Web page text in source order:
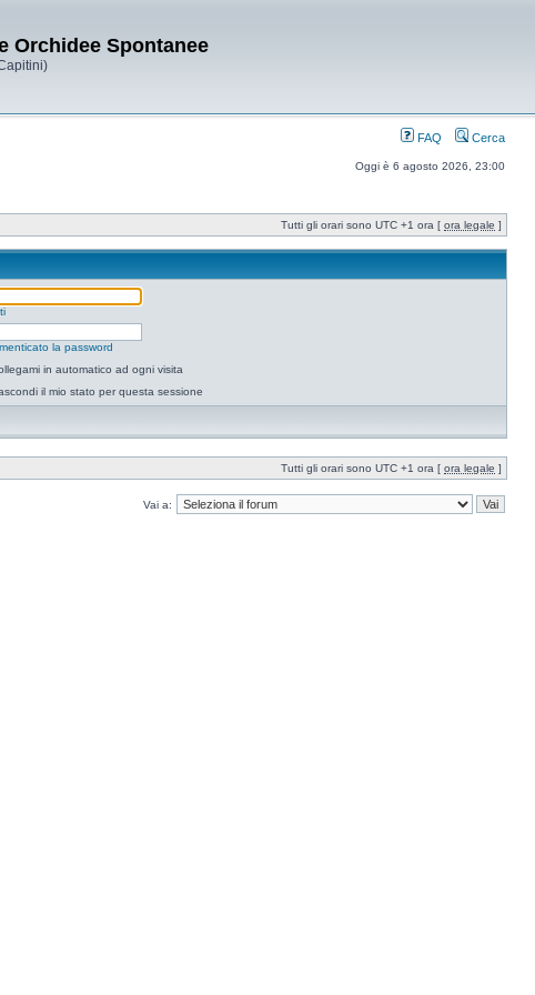
Orchidee Spontanee
FAQ Cerca
Oggi è 6 agosto 2026, 23:00
Tutti gli orari sono UTC +1 ora [ ora legale ]
la password
in automatico ad ogni visita
il mio stato per questa sessione
Tutti gli orari sono UTC +1 ora [ ora legale ]
Vai a: